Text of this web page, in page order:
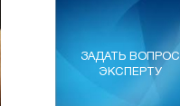
ЗАДАТЬ ВОПРОС
ЭКСПЕРТУ